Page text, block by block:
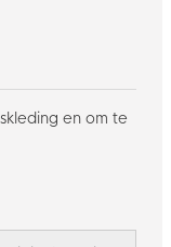
en om te